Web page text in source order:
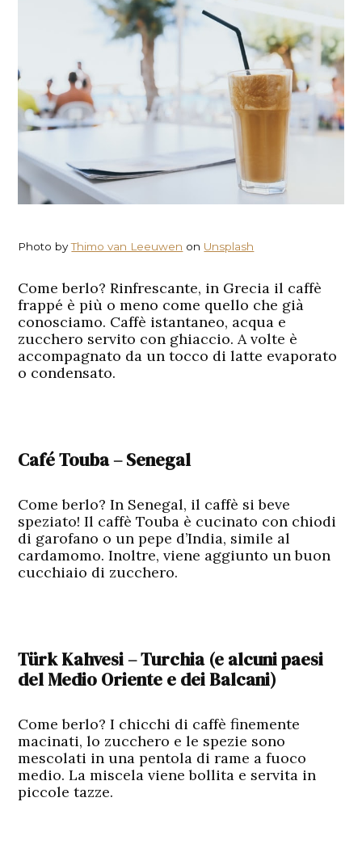
Photo byThimo van Leeuwen on Unsplash
Come berlo? Rinfrescante, in Grecia il caffè
frappé è più o meno come quello che già
conosciamo. Caffè istantaneo, acqua e
zucchero servito con ghiaccio. A volte è
accompagnato da un tocco di latte evaporato
o condensato.
Café Touba – Senegal
Come berlo? In Senegal, il caffè si beve
speziato! Il caffè Touba è cucinato con chiodi
di garofano o un pepe d’India, simile al
cardamomo. Inoltre, viene aggiunto un buon
cucchiaio di zucchero.
Türk Kahvesi–Turchia (e alcuni paesi
del Medio Oriente e dei Balcani)
Come berlo? I chicchi di caffè finemente
macinati, lo zucchero e le spezie sono
mescolati in una pentola di rame a fuoco
medio. La miscela viene bollita e servita in
piccole tazze.